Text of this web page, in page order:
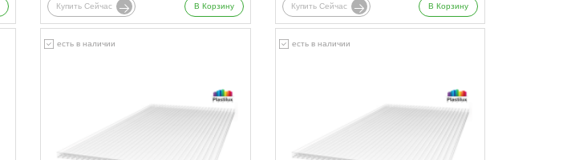
Купить Сейчас В Корзину Купить Сейчас В Корзину
есть в наличии есть в наличии